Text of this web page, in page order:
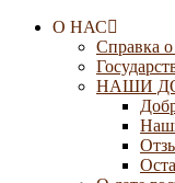
О НАС
Справка о
НАШИ